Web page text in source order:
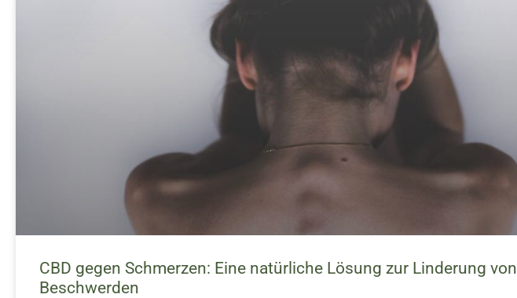
CBD gegen Schmerzen: Eine natürliche Lösung zur Linderung von
Beschwerden